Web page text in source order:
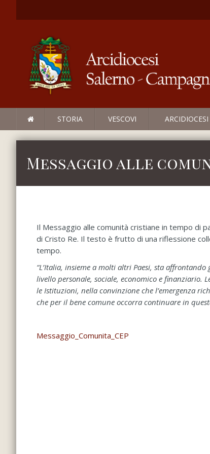
STORIA VESCOVI ARCIDIOCESI
Messaggio alle
Il Messaggio alle comunità cristiane in tempo di
di Cristo Re. Il testo è frutto di una riflessione
tempo.
“L’Italia, insieme a molti altri Paesi, sta
livello personale, sociale, economico e
le Istituzioni, nella convinzione che l’emergenza
che per il bene comune occorra continuare in
Messaggio_Comunita_CEP